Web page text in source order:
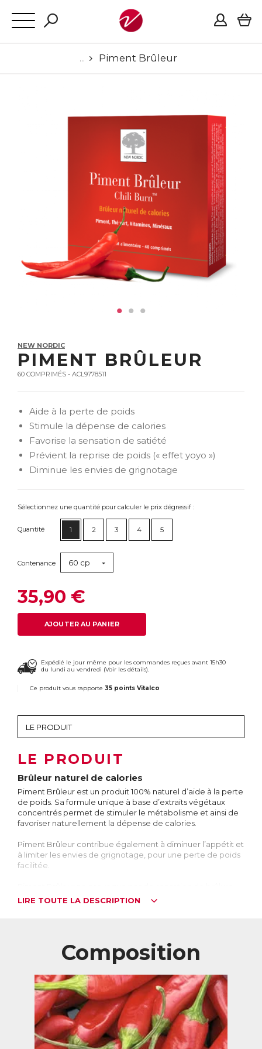
Piment Brûleur
NEW NORDIC
PIMENT BRÛLEUR
60 COMPRIMÉS - ACL9778511
Aide à la perte de poids
Stimule la dépense de calories
Favorise la sensation de satiété
Prévient la reprise de poids (« effet yoyo »)
Diminue les envies de grignotage
Sélectionnez une quantité pour calculer le prix dégressif :
Quantité 1 2 3 4 5
Contenance 60 cp
35,90 €
AJOUTER AU PANIER
Expédié le jour même pour les commandes reçues avant 15h30
du lundi au vendredi (Voir les détails).
Ce produit vous rapporte 35 points Vitalco
LE PRODUIT
Brûleur naturel de calories
Piment Brûleur est un produit 100% naturel d’aide à la perte
de poids. Sa formule unique à base d’extraits végétaux
concentrés permet de stimuler le métabolisme et ainsi de
favoriser naturellement la dépense de calories.
Piment Brûleur contribue également à diminuer l’appétit et
à limiter les envies de grignotage, pour une perte de poids
facilitée.
en bouche, ni dans l’estomac.
doute pourquoi 67% des femmes et 50% des hommes
déclarent vouloir maigrir. Pourtant, 4 personnes sur 5
reprennent du poids après un régime.
C’est le fameux « effet yoyo » : soumis à un régime qui le
prive, l’organisme se met à stocker, et le retour à une
alimentation normale entraîne une reprise de poids
équivalente, voire supérieure à ce qui avait été perdu.
Pour perdre du poids, il faut que l’organisme brûle plus de
LIRE TOUTE LA DESCRIPTION
Composition